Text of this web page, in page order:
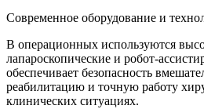
Современное оборудование и
В операционных используются
лапароскопические и робот-
обеспечивает безопасность
реабилитацию и точную работу
клинических ситуациях.